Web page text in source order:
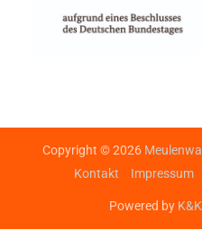
Copyright © 2026
Kontakt
Impressum
Powered by